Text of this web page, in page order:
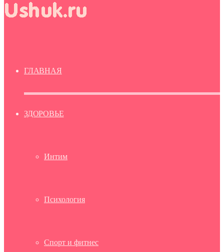
ГЛАВНАЯ
ЗДОРОВЬЕ
Интим
Психология
Спорт и фитнес